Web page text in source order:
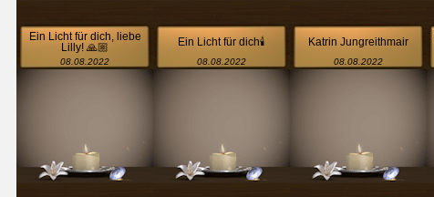
Ein Licht für dich, liebe
Lilly! 🙏🏼
08.08.2022
Ein Licht für dich🕯
08.08.2022
Katrin Jungreithmair
08.08.2022